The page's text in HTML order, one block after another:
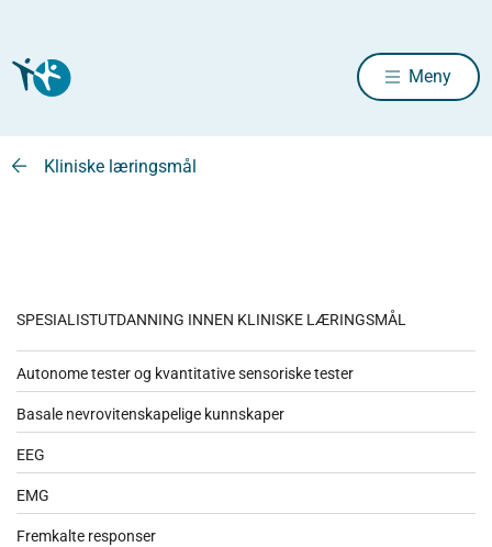
Meny
Kliniske læringsmål
SPESIALISTUTDANNING INNEN KLINISKE LÆRINGSMÅL
Autonome tester og kvantitative sensoriske tester
Basale nevrovitenskapelige kunnskaper
EEG
EMG
Fremkalte responser